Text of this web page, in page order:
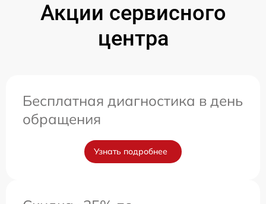
Акции сервисного
центра
Бесплатная диагностика в день
обращения
Узнать подробнее